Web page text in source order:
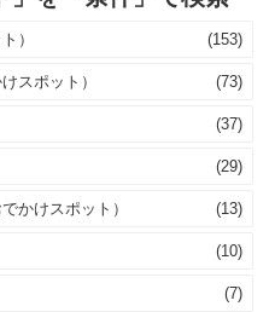
） (153)
スポット） (73)
(37)
(29)
かけスポット） (13)
(10)
(7)